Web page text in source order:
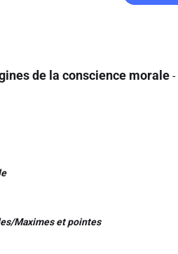
de la conscience morale
Maximes et pointes